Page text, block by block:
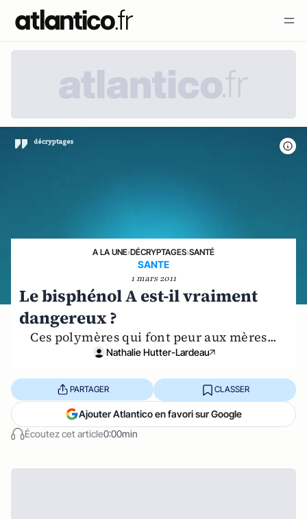
A LA UNE›DÉCRYPTAGES›SANTÉ
SANTE
1 mars 2011
Le bisphénol A est-il vraiment
dangereux ?
Ces polymères qui font peur aux mères...
Nathalie Hutter-Lardeau
Écoutez cet article0:00min
PARTAGER CLASSER
Ajouter Atlantico en favori sur Google